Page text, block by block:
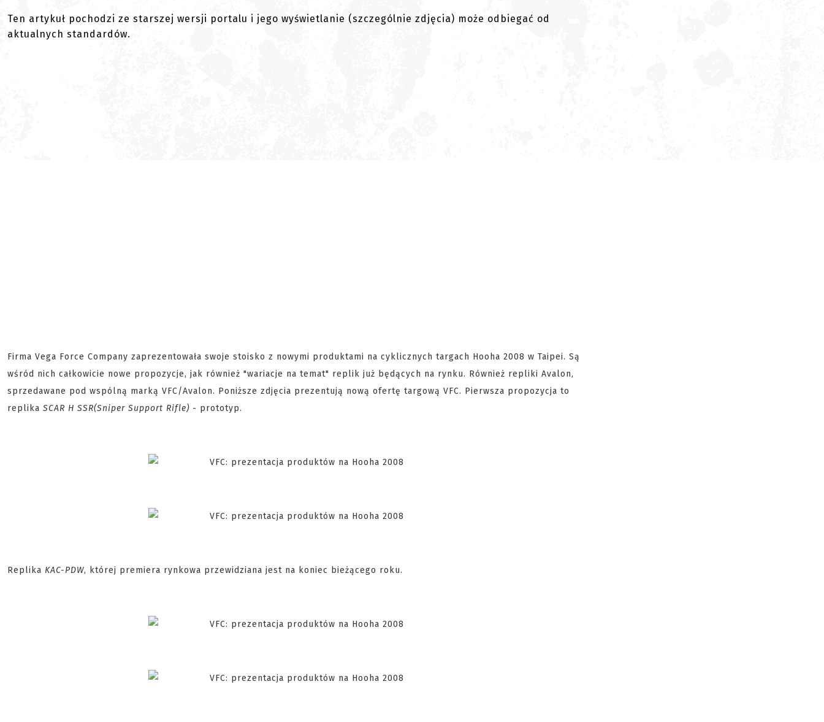
Ten artykuł pochodzi ze starszej wersji portalu i jego wyświetlanie (szczególnie zdjęcia) może odbiegać od
aktualnych standardów.
Firma Vega Force Company zaprezentowała swoje stoisko z nowymi produktami na cyklicznych targach Hooha 2008 w Taipei. Są
wśród nich całkowicie nowe propozycje, jak również "wariacje na temat" replik już będących na rynku. Również repliki Avalon,
sprzedawane pod wspólną marką VFC/Avalon. Poniższe zdjęcia prezentują nową ofertę targową VFC. Pierwsza propozycja to
replika SCAR H SSR(Sniper Support Rifle) - prototyp.
Replika KAC-PDW, której premiera rynkowa przewidziana jest na koniec bieżącego roku.